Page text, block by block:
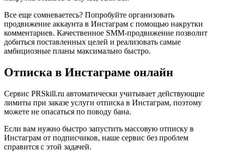
Все еще сомневаетесь? Попробуйте организовать
продвижение аккаунта в Инстаграм с помощью накрутки
комментариев. Качественное SMM-продвижение позволит
добиться поставленных целей и реализовать самые
амбициозные планы максимально быстро.
Отписка в Инстаграме онлайн
Сервис PRSkill.ru автоматически учитывает действующие
лимиты при заказе услуги отписка в Инстаграм, поэтому
можете не опасаться по поводу бана.
Если вам нужно быстро запустить массовую отписку в
Инстаграм от подписчиков, наше сервис без проблем
справится с этой задачей.